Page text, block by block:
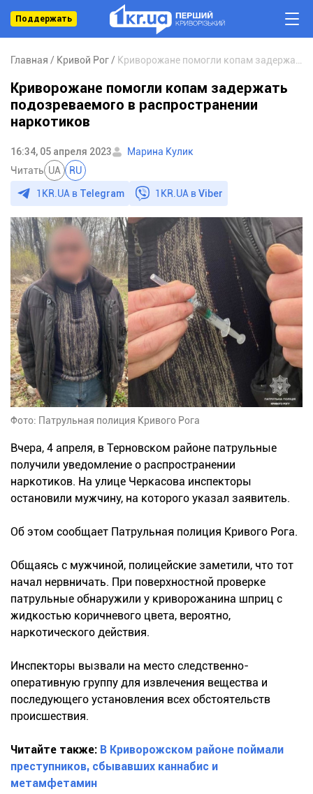
Поддержать
Главная Кривой Рог
Криворожане помогли копам задержать
подозреваемого в распространении
наркотиков
16:34, 05 апреля 2023
Марина Кулик
Читать UA RU
1KR.UA в Telegram 1KR.UA вViber
Фото: Патрульная полиция Кривого Рога
Вчера, 4 апреля, в Терновском районе патрульные
получили уведомление о распространении
наркотиков. На улице Черкасова инспекторы
остановили мужчину, на которого указал заявитель.
Об этом сообщает Патрульная полиция Кривого Рога.
Общаясь с мужчиной, полицейские заметили, что тот
начал нервничать. При поверхностной проверке
патрульные обнаружили у криворожанина шприц с
жидкостью коричневого цвета, вероятно,
наркотического действия.
Инспекторы вызвали на место следственно-
оперативную группу для извлечения вещества и
последующего установления всех обстоятельств
происшествия.
Читайте также: В Криворожском районе поймали
преступников, сбывавших каннабис и
метамфетамин